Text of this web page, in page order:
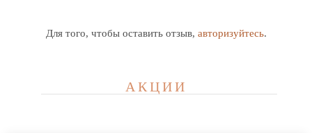
Для того, чтобы оставить отзыв, авторизуйтесь.
АКЦИИ